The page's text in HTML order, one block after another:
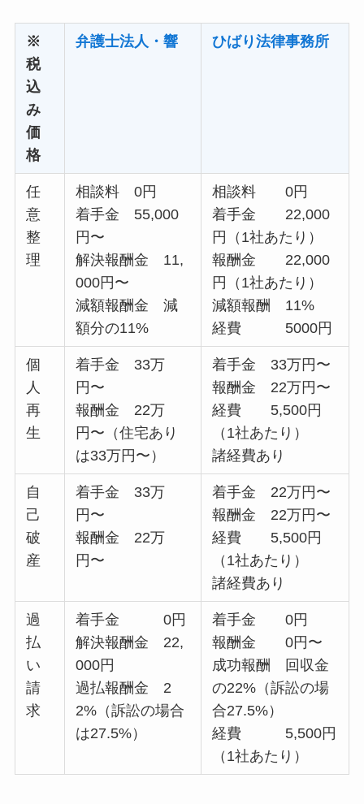
※
税
込
み
価
格
弁護士法人・響 ひばり法律事務所
任
意
整
理
相談料 0円
着手金 55,000
円〜
解決報酬金 11,
000円〜
減額報酬金 減
額分の11%
相談料 0円
着手金 22,000
円（1社あたり）
報酬金 22,000
円（1社あたり）
減額報酬 11%
経費 5000円
個
人
再
生
着手金 33万
円〜
報酬金 22万
円〜（住宅あり
は33万円〜）
着手金 33万円〜
報酬金 22万円〜
経費 5,500円
（1社あたり）
諸経費あり
自
己
破
産
着手金 33万
円〜
報酬金 22万
円〜
着手金 22万円〜
報酬金 22万円〜
経費 5,500円
（1社あたり）
諸経費あり
過
払
い
請
求
着手金 0円
解決報酬金 22,
000円
過払報酬金 2
2%（訴訟の場合
は27.5%）
着手金 0円
報酬金 0円〜
成功報酬 回収金
の22%（訴訟の場
合27.5%）
経費 5,500円
（1社あたり）